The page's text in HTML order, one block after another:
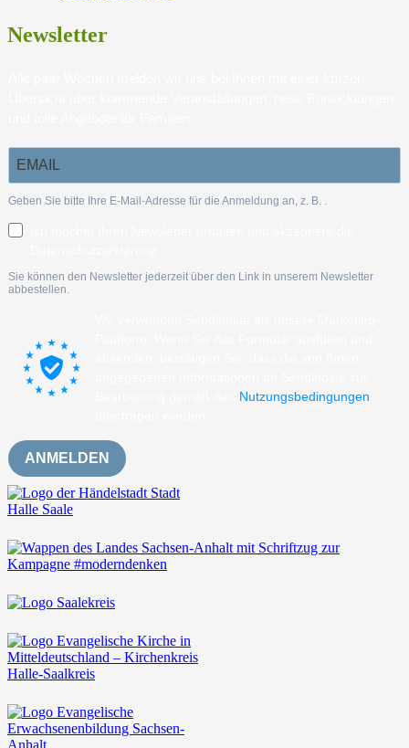
Newsletter
Geben Sie bitte Ihre E-Mail-Adresse für die Anmeldung an, z. B. .
Sie können den Newsletter jederzeit über den Link in unserem Newsletter
abbestellen.
Nutzungsbedingungen
ANMELDEN